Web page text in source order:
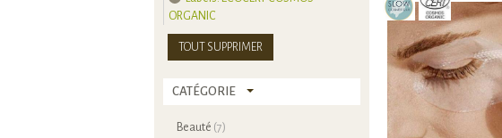
ORGANIC
TOUT SUPPRIMER
CATÉGORIE
Beauté (7)